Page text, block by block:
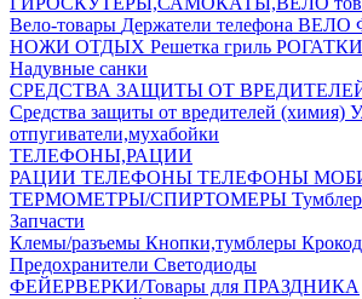
Вело-товары Держатели телефона ВЕЛО
НОЖИ ОТДЫХ Решетка гриль РОГАТКИ
Надувные санки
СРЕДСТВА ЗАЩИТЫ ОТ
Средства защиты от вредителей (химия)
отпугиватели,мухабойки
ТЕЛЕФОНЫ,РАЦИИ
РАЦИИ ТЕЛЕФОНЫ ТЕЛЕФОНЫ
ТЕРМОМЕТРЫ/СПИРТОМЕРЫ
Запчасти
Клемы/разъемы Кнопки,тумблеры
Предохранители Светодиоды
ФЕЙЕРВЕРКИ/Товары для ПРАЗДНИКА